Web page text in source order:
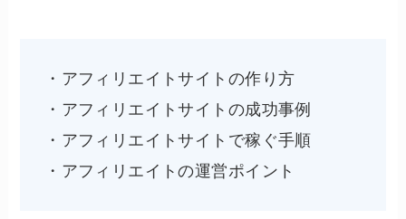
・アフィリエイトサイトの作り方
・アフィリエイトサイトの成功事例
・アフィリエイトサイトで稼ぐ手順
・アフィリエイトの運営ポイント